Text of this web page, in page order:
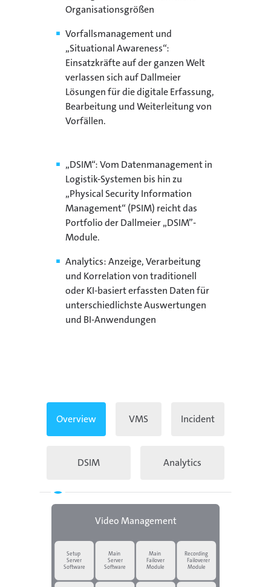
Organisationsgrößen
Vorfallsmanagement und
„Situational Awareness“:
Einsatzkräfte auf der ganzen Welt
verlassen sich auf Dallmeier
Lösungen für die digitale Erfassung,
Bearbeitung und Weiterleitung von
Vorfällen.
„DSIM“: Vom Datenmanagement in
Logistik-Systemen bis hin zu
„Physical Security Information
Management“ (PSIM) reicht das
Portfolio der Dallmeier „DSIM”-
Module.
Analytics: Anzeige, Verarbeitung
und Korrelation von traditionell
oder KI-basiert erfassten Daten für
unterschiedlichste Auswertungen
und BI-Anwendungen
Overview VMS Incident
DSIM Analytics
Video Management
Recording
Failoverer
Module
Main
Failover
Module
Main
Server
Software
Setup
Server
Software